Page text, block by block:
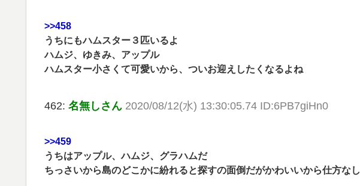
>>458
うちにもハムスター３匹いるよ
ハムジ、ゆきみ、アップル
ハムスター小さくて可愛いから、ついお迎えしたくなるよね
462: 名無しさん 2020/08/12(水) 13:30:05.74 ID:6PB7giHn0
>>459
うちはアップル、ハムジ、グラハムだ
ちっさいから島のどこかに紛れると探すの面倒だがかわいいから仕方なし